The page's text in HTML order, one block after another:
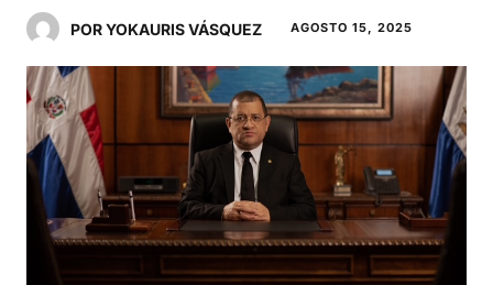
POR YOKAURIS VÁSQUEZ AGOSTO 15, 2025